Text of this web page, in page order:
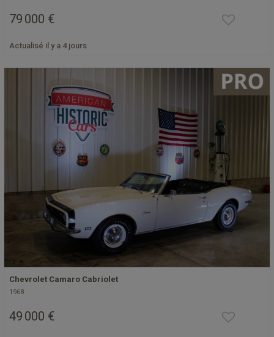
79 000 €
Actualisé il y a 4 jours
Chevrolet Camaro Cabriolet
1968
49 000 €